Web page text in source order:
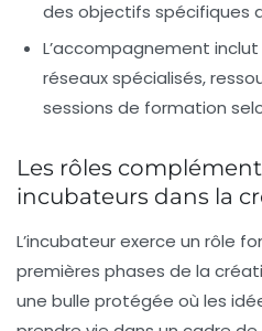
des objectifs spécifiques
L’accompagnement
réseaux spécialisés,
sessions de formation
Les rôles
incubateurs dans la
L’incubateur exerce un rôle
premières phases de la
une bulle protégée où les